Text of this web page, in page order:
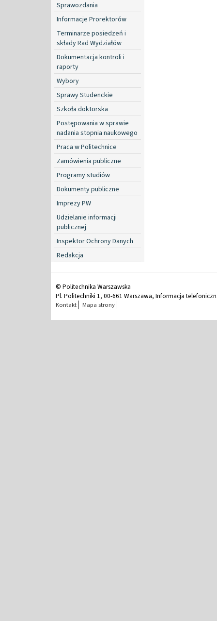
Sprawozdania
Informacje Prorektorów
Terminarze posiedzeń i
składy Rad Wydziałów
Dokumentacja kontroli i
raporty
Wybory
Sprawy Studenckie
Szkoła doktorska
Postępowania w sprawie
nadania stopnia naukowego
Praca w Politechnice
Zamówienia publiczne
Programy studiów
Dokumenty publiczne
Imprezy PW
Udzielanie informacji
publicznej
Inspektor Ochrony Danych
Redakcja
© Politechnika Warszawska
Pl. Politechniki 1, 00-661 Warszawa, Informacja
Kontakt Mapa strony